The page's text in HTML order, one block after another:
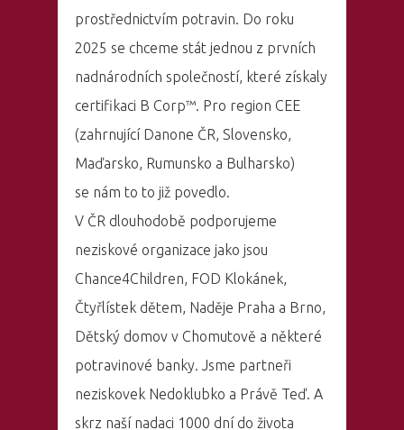
prostřednictvím potravin. Do roku
2025 se chceme stát jednou z prvních
nadnárodních společností, které získaly
certifikaci B Corp™. Pro region CEE
(zahrnující Danone ČR, Slovensko,
Maďarsko, Rumunsko a Bulharsko)
se nám to to již povedlo.
V ČR dlouhodobě podporujeme
neziskové organizace jako jsou
Chance4Children, FOD Klokánek,
Čtyřlístek dětem, Naděje Praha a Brno,
Dětský domov v Chomutově a některé
potravinové banky. Jsme partneři
neziskovek Nedoklubko a Právě Teď. A
skrz naší nadaci 1000 dní do života